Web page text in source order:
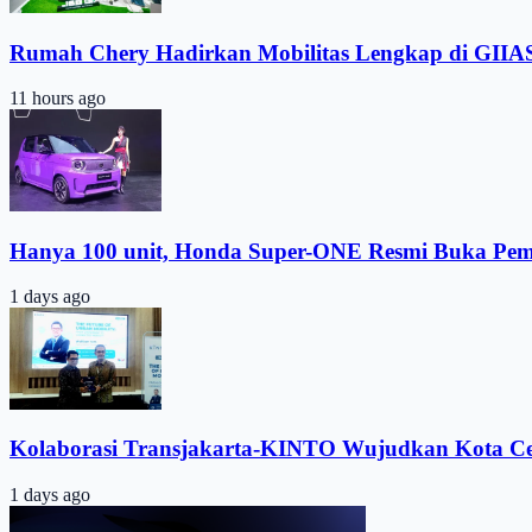
Rumah Chery Hadirkan Mobilitas Lengkap di
11 hours ago
Hanya 100 unit, Honda Super-ONE Resmi Buka
1 days ago
Kolaborasi Transjakarta-KINTO Wujudkan Kota
1 days ago